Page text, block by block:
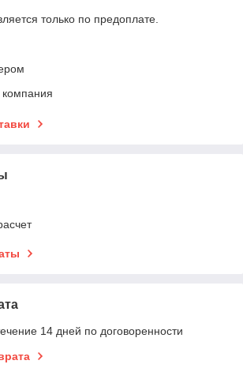
только по предоплате.
14 дней по договоренности